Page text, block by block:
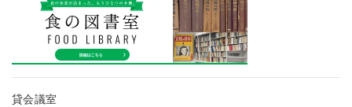
貸会議室